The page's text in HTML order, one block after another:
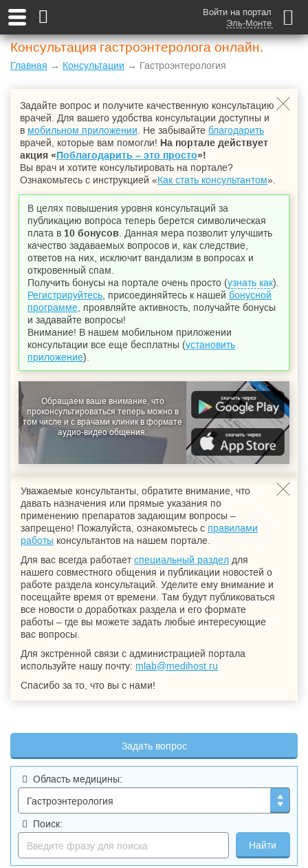
Войти на портал
Эль-Монте
Консультация гастроэнтеролога онлайн.
Главная → Консультации → Гастроэнтерология
Задайте вопрос и получите качественную консультацию
врачей. Для вашего удобства консультации доступны и
в мобильном приложении . Не забывайте благодарить
врачей, которые вам помогли! На портале действует
акция «Поблагодарить – это просто»!
Вы врач и хотите консультировать на портале?
Ознакомьтесь с инструкцией «Как стать консультантом».
В целях повышения уровня консультаций за
публикацию вопроса теперь берется символическая
плата в 10 бонусов . Данная мера позволит улучшить
качество задаваемых вопросов и, как следствие,
ответов на них, исключит вандализм в вопросах и
откровенный спам.
Получить бонусы на портале очень просто (узнать как).
Регистрируйтесь , присоединяйтесь к нашей бонусной
программе , проявляйте активность, получайте бонусы
и задавайте вопросы!
Внимание! В нашем мобильном приложении
консультации все еще бесплатны (установить
приложение).
Обращаем ваше внимание, что
проконсультироваться теперь можно в
том числе и с врачами клиник в формате
аудио-видео общения.
Уважаемые консультанты, обратите внимание, что
давать назначения или прямые указания по
применению препаратов задающим вопросы –
запрещено! Пожалуйста, ознакомьтесь с правилами
работы консультантов на нашем портале.
Для вас всегда работаетспециальный раздел для
нашего совместного общения и публикации новостей о
работе раздела консультаций. Уделите ему внимание и
посещайте время от времени. Там будут публиковаться
все новости о доработках раздела и его формате
работы – где вы можете задать любые интересующие
вас вопросы.
Для экстренной связи с администрацией портала
используйте нашу почту: mlab@medihost.ru
Спасибо за то, что вы с нами!
Задать вопрос
Область медицины:
Поиск: